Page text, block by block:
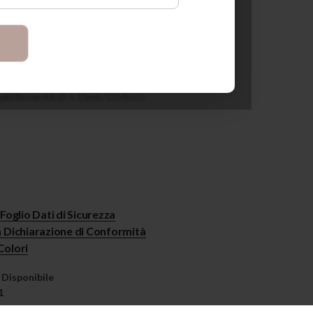
che durano 1 anno
non secca all’aria
in Italy
e FDA
Brow Kit (5 x 15ml / 0,5 fl oz)
Dati di Sicurezza
Dichiarazione di Conformità
Disponibile